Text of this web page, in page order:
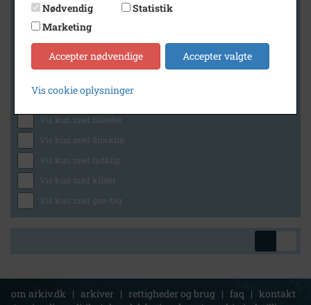
Generelt
Vis kun med billeder
Vis kun med filmklip
Vis kun med lydklip
Vis kun med kilder
Vis kun med geo-tag
om arkiv.dk | arkiver | rettigheder og brug | faq | kontakt
Nødvendig
Statistik
Marketing
Accepter nødvendige Accepter valgte
Vis cookie oplysninger